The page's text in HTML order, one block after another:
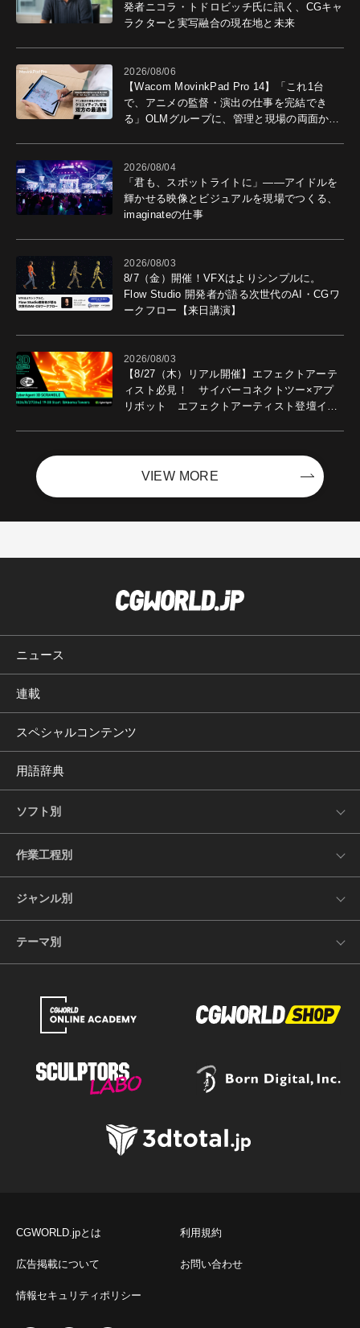
発者ニコラ・トドロビッチ氏に訊く、CGキャ
ラクターと実写融合の現在地と未来
2026/08/06
【Wacom MovinkPad Pro 14】「これ1台
で、アニメの監督・演出の仕事を完結でき
る」OLMグループに、管理と現場の両面から
2026/08/04
「君も、スポットライトに」――アイドルを
輝かせる映像とビジュアルを現場でつくる、
imaginateの仕事
2026/08/03
8/7（金）開催！VFXはよりシンプルに。
Flow Studio 開発者が語る次世代のAI・CGワ
ークフロー【来日講演】
2026/08/03
【8/27（木）リアル開催】エフェクトアーテ
ィスト必見！ サイバーコネクトツー×アプ
リボット エフェクトアーティスト登壇イベ
VIEW MORE
ニュース
連載
スペシャルコンテンツ
用語辞典
ソフト別
作業工程別
ジャンル別
テーマ別
CGWORLD.jpとは 利用規約
広告掲載について お問い合わせ
情報セキュリティポリシー